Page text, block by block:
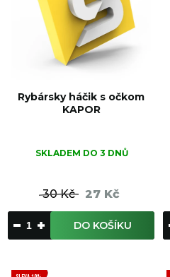
Rybársky háčik s očkom
KAPOR
SKLADEM DO 3 DNŮ
30 Kč 27 Kč
DO KOŠÍKU